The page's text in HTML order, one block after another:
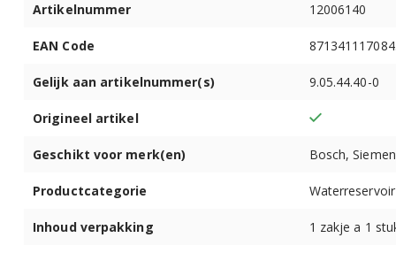
Siemens CT636LES6W/07
Siemens CT636LEW1/01
Siemens CT636LEW1/02
Artikelnummer 12006140
EAN Code
Gelijk aan artikelnummer(s) 9.05.44.40-0
Origineel artikel
Geschikt voor merk(en) Bosch,
Productcategorie Waterreservoir
Inhoud verpakking 1 zakje a 1